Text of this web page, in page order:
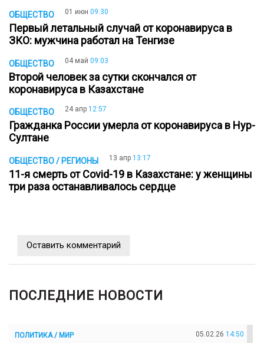
ОБЩЕСТВО 01 июн 09:30
Первый летальный случай от коронавируса в
ЗКО: мужчина работал на Тенгизе
ОБЩЕСТВО 04 май 09:03
Второй человек за сутки скончался от
коронавируса в Казахстане
ОБЩЕСТВО 24 апр 12:57
Гражданка России умерла от коронавируса в Нур-
Султане
ОБЩЕСТВО / РЕГИОНЫ 13 апр 13:17
11-я смерть от Covid-19 в Казахстане: у женщины
три раза останавливалось сердце
Оставить комментарий
ПОСЛЕДНИЕ НОВОСТИ
ПОЛИТИКА / МИР 05.02.26 14:50